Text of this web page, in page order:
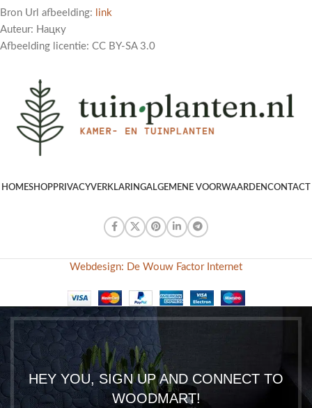
Bron Url afbeelding:
link
Auteur: Нацку
Afbeelding licentie: CC BY-SA 3.0
HOMESHOPPRIVACYVERKLARINGALGEMENE VOORWAARDENCONTACT
Webdesign: De Wouw Factor Internet
HEY YOU, SIGN UP AND CONNECT TO
WOODMART!